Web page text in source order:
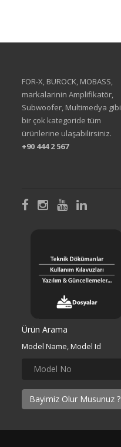
FOR-X, BUROCK, MOBASS,
markalarinin Amplifikatör,
Subwoofer, Multimedya gibi
bir çok kategoride tüm
ürünlerine ulaşabilirsiniz.
+90 444 2 567
Ürün Arama
Model Name, Model Id
Bayimiz Olur Musunuz ?